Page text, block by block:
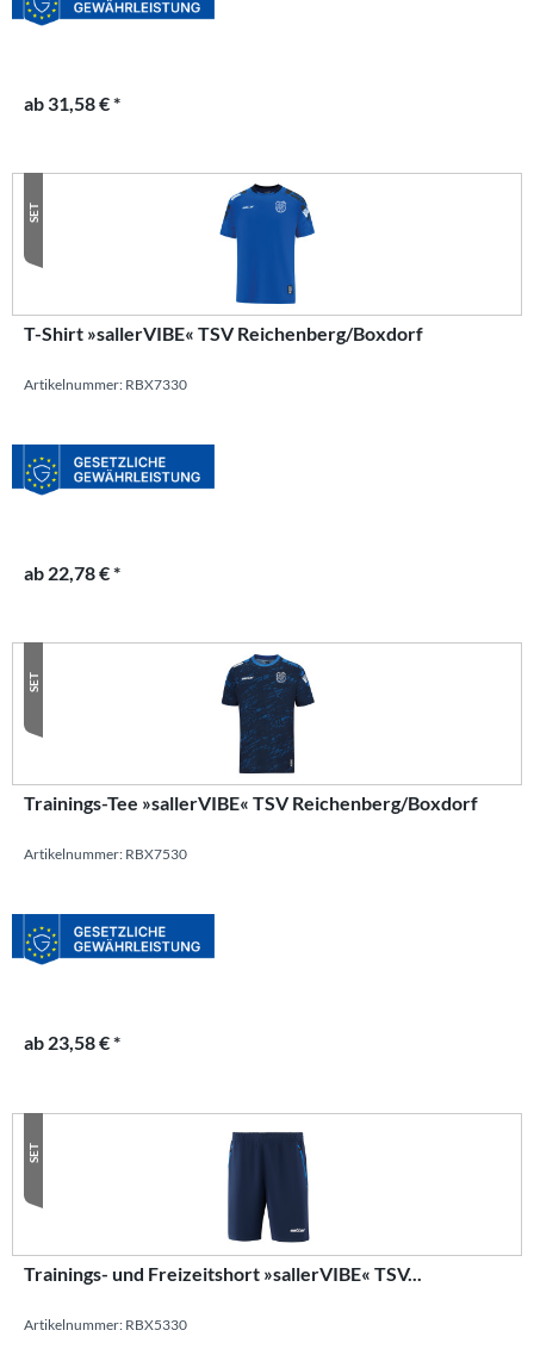
ab 31,58 € *
SET
T-Shirt »sallerVIBE« TSV Reichenberg/Boxdorf
Artikelnummer: RBX7330
ab 22,78 € *
SET
Trainings-Tee »sallerVIBE« TSV Reichenberg/Boxdorf
Artikelnummer: RBX7530
ab 23,58 € *
SET
Trainings- und Freizeitshort »sallerVIBE« TSV...
Artikelnummer: RBX5330